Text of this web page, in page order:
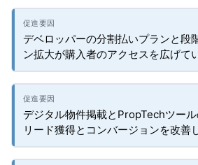
デベロッパーの分割払いプランと段
ン拡大が購入者のアクセスを広げて
デジタル物件掲載とPropTechツー
リード獲得とコンバージョンを改善